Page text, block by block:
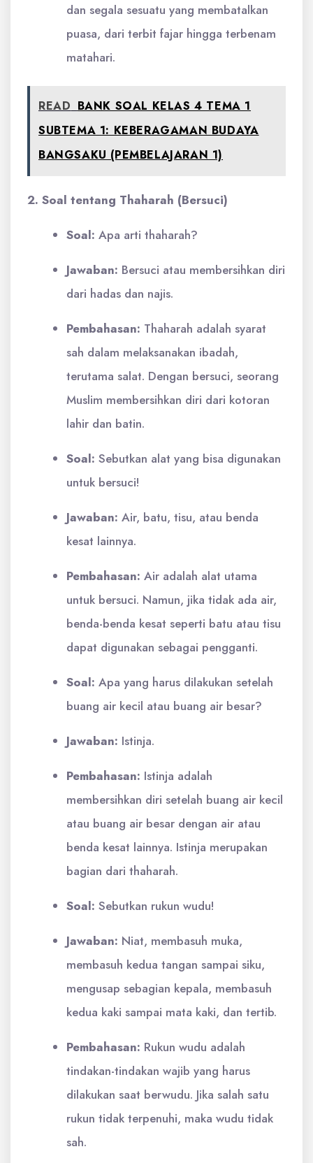
dan segala sesuatu yang membatalkan
puasa, dari terbit fajar hingga terbenam
matahari.
READ BANK SOAL KELAS 4 TEMA 1
SUBTEMA 1: KEBERAGAMAN BUDAYA
BANGSAKU (PEMBELAJARAN 1)
2. Soal tentang Thaharah (Bersuci)
Soal: Apa arti thaharah?
Jawaban: Bersuci atau membersihkan diri
dari hadas dan najis.
Pembahasan: Thaharah adalah syarat
sah dalam melaksanakan ibadah,
terutama salat. Dengan bersuci, seorang
Muslim membersihkan diri dari kotoran
lahir dan batin.
Soal: Sebutkan alat yang bisa digunakan
untuk bersuci!
Jawaban: Air, batu, tisu, atau benda
kesat lainnya.
Pembahasan: Air adalah alat utama
untuk bersuci. Namun, jika tidak ada air,
benda-benda kesat seperti batu atau tisu
dapat digunakan sebagai pengganti.
Soal: Apa yang harus dilakukan setelah
buang air kecil atau buang air besar?
Jawaban: Istinja.
Pembahasan: Istinja adalah
membersihkan diri setelah buang air kecil
atau buang air besar dengan air atau
benda kesat lainnya. Istinja merupakan
bagian dari thaharah.
Soal: Sebutkan rukun wudu!
Jawaban: Niat, membasuh muka,
membasuh kedua tangan sampai siku,
mengusap sebagian kepala, membasuh
kedua kaki sampai mata kaki, dan tertib.
Pembahasan: Rukun wudu adalah
tindakan-tindakan wajib yang harus
dilakukan saat berwudu. Jika salah satu
rukun tidak terpenuhi, maka wudu tidak
sah.